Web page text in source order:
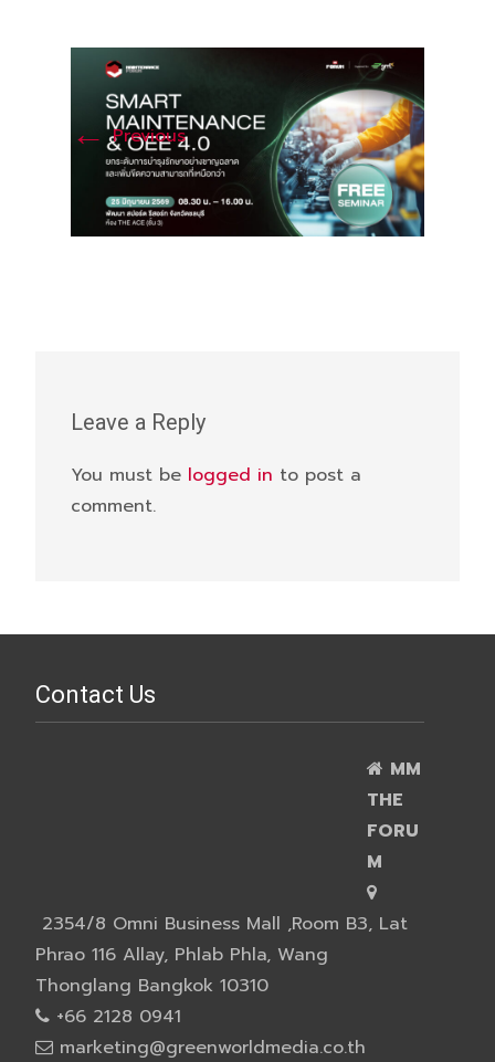
← Previous
Leave a Reply
You must be logged in to post a
comment.
Contact Us
MM
THE
FORU
M
2354/8 Omni Business Mall ,Room B3, Lat
Phrao 116 Allay, Phlab Phla, Wang
Thonglang Bangkok 10310
+66 2128 0941
marketing@greenworldmedia.co.th